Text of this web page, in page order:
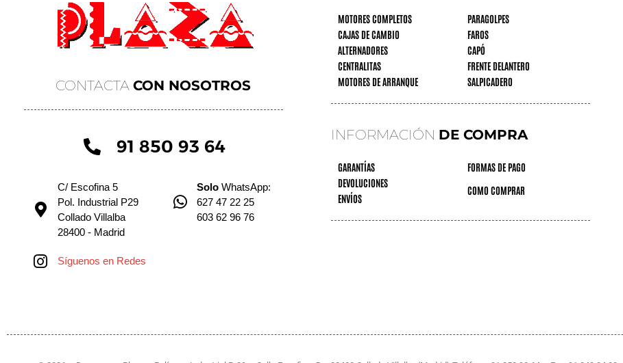
CONTACTACON NOSOTROS
91 850 93 64
C/ Escofina 5
Pol. Industrial P29
Collado Villalba
28400 - Madrid
Solo WhatsApp:
627 47 22 25
603 62 96 76
Síguenos en Redes
MOTORES COMPLETOS
CAJAS DE CAMBIO
ALTERNADORES
CENTRALITAS
MOTORES DE ARRANQUE
PARAGOLPES
FAROS
CAPÓ
FRENTE DELANTERO
SALPICADERO
INFORMACIÓN DE COMPRA
GARANTÍAS
DEVOLUCIONES
ENVÍOS
FORMAS DE PAGO
COMO COMPRAR